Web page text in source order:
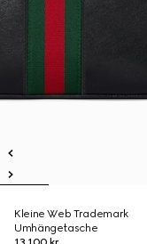
Kleine Web Trademark
Umhängetasche